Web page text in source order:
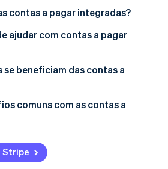
está construindo a infraestrutura
erros
fortes com fornecedores
contas a pagar integradas?
ajudar com contas a pagar
de pagamento
se beneficiam das contas a
publicidade
sem fins lucrativos
comuns com as contas a
sistema
Stripe